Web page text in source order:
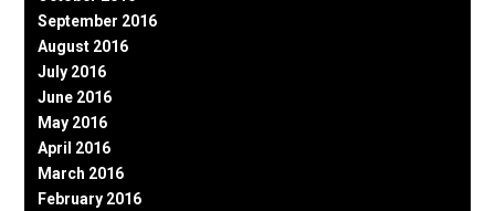
September 2016
August 2016
July 2016
June 2016
May 2016
April 2016
March 2016
February 2016